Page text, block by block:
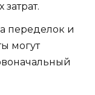
переделок и
могут